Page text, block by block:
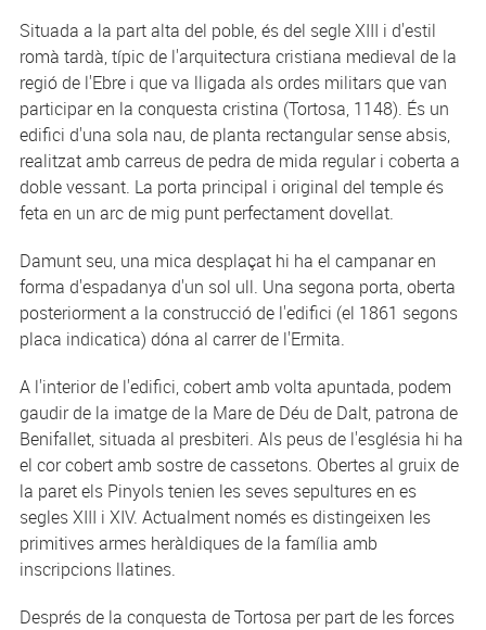
Situada a la part alta del poble, és del segle XIII i d'estil
romà tardà, típic de l'arquitectura cristiana medieval de la
regió de l'Ebre i que va lligada als ordes militars que van
participar en la conquesta cristina (Tortosa, 1148). És un
edifici d'una sola nau, de planta rectangular sense absis,
realitzat amb carreus de pedra de mida regular i coberta a
doble vessant. La porta principal i original del temple és
feta en un arc de mig punt perfectament dovellat.
Damunt seu, una mica desplaçat hi ha el campanar en
forma d'espadanya d'un sol ull. Una segona porta, oberta
posteriorment a la construcció de l'edifici (el 1861 segons
placa indicatica) dóna al carrer de l'Ermita.
A l'interior de l'edifici, cobert amb volta apuntada, podem
gaudir de la imatge de la Mare de Déu de Dalt, patrona de
Benifallet, situada al presbiteri. Als peus de l'església hi ha
el cor cobert amb sostre de cassetons. Obertes al gruix de
la paret els Pinyols tenien les seves sepultures en es
segles XIII i XIV. Actualment només es distingeixen les
primitives armes heràldiques de la família amb
inscripcions llatines.
Després de la conquesta de Tortosa per part de les forces